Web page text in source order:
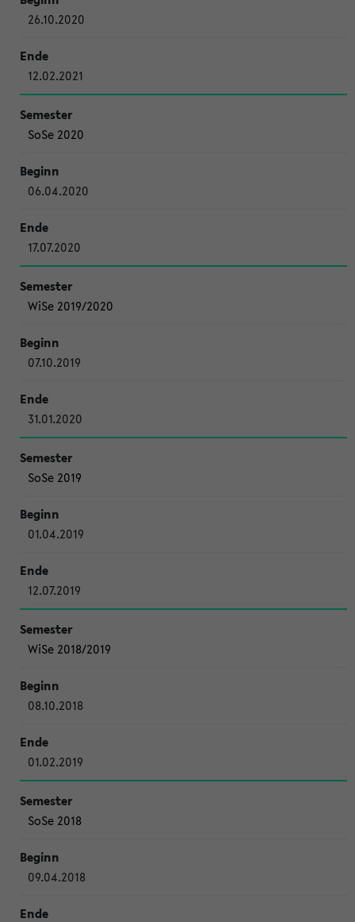
26.10.2020
12.02.2021
SoSe 2020
06.04.2020
17.07.2020
WiSe 2019/2020
07.10.2019
31.01.2020
SoSe 2019
01.04.2019
12.07.2019
WiSe 2018/2019
08.10.2018
01.02.2019
SoSe 2018
09.04.2018